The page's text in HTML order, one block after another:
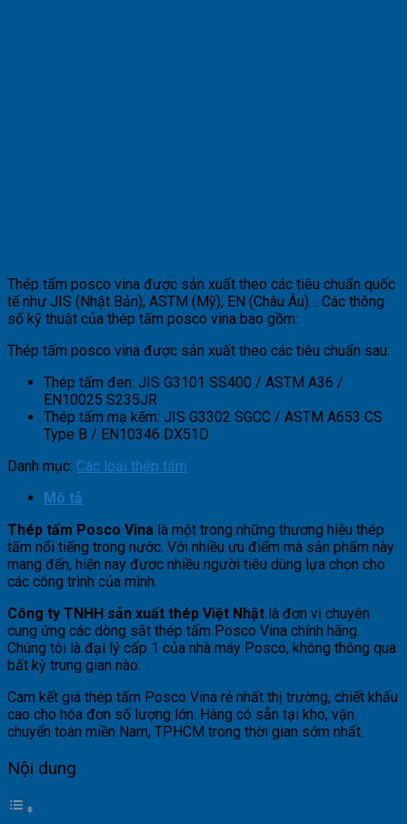
Thép tấm posco vina được sản xuất theo các tiêu chuẩn quốc
tế như JIS (Nhật Bản), ASTM (Mỹ), EN (Châu Âu)… Các thông
số kỹ thuật của thép tấm posco vina bao gồm:
Thép tấm posco vina được sản xuất theo các tiêu chuẩn sau:
Thép tấm đen: JIS G3101 SS400 / ASTM A36 /
EN10025 S235JR
Thép tấm mạ kẽm: JIS G3302 SGCC / ASTM A653 CS
Type B / EN10346 DX51D
Danh mục: Các loại thép tấm
Mô tả
Thép tấm Posco Vina là một trong những thương hiệu thép
tấm nổi tiếng trong nước. Với nhiều ưu điểm mà sản phẩm này
mang đến, hiện nay được nhiều người tiêu dùng lựa chọn cho
các công trình của mình.
Công ty TNHH sản xuất thép Việt Nhật là đơn vị chuyên
cung ứng các dòng sắt thép tấm Posco Vina chính hãng.
Chúng tôi là đại lý cấp 1 của nhà máy Posco, không thông qua
bất kỳ trung gian nào.
Cam kết giá thép tấm Posco Vina rẻ nhất thị trường, chiết khấu
cao cho hóa đơn số lượng lớn. Hàng có sẵn tại kho, vận
chuyển toàn miền Nam, TPHCM trong thời gian sớm nhất.
Nội dung